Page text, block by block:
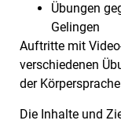
Übungen
Gelingen
Auftritte mit
verschiedenen
der
Die Inhalte und